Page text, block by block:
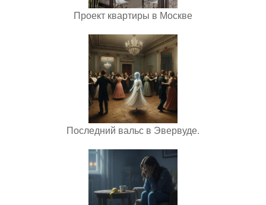
Проект квартиры в Москве
Последний вальс в Эвервуде.